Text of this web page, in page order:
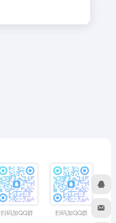
扫码加QQ群 扫码加QQ群